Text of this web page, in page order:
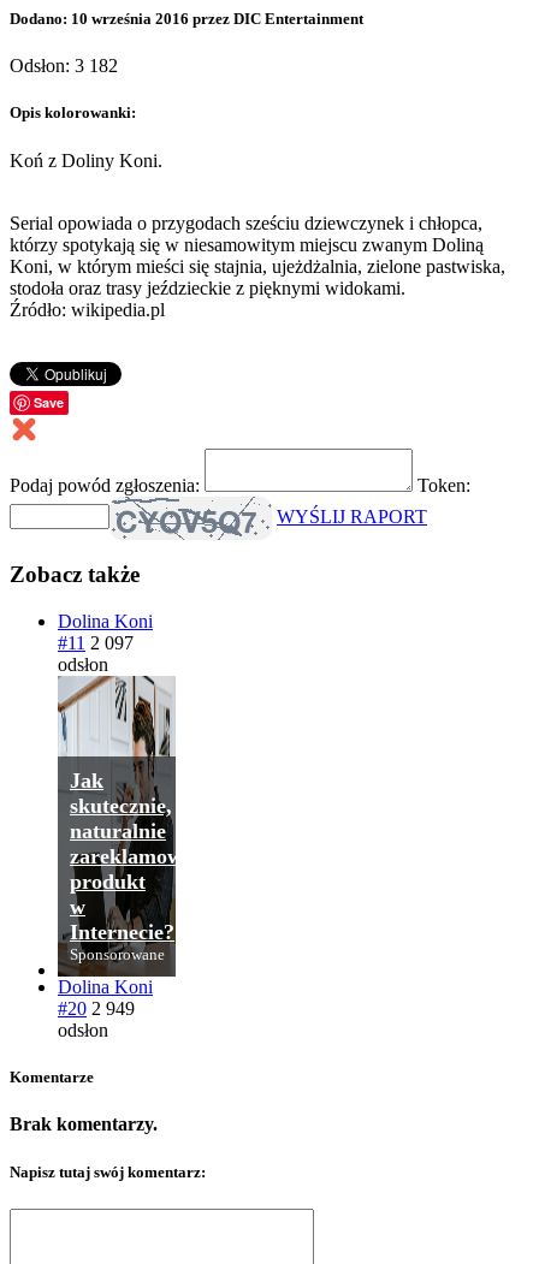
Dodano: 10 września 2016 przez DIC Entertainment
Odsłon: 3 182
Opis kolorowanki:
Koń z Doliny Koni.
Serial opowiada o przygodach sześciu dziewczynek i chłopca,
którzy spotykają się w niesamowitym miejscu zwanym Doliną
Koni, w którym mieści się stajnia, ujeżdżalnia, zielone pastwiska,
stodoła oraz trasy jeździeckie z pięknymi widokami.
Źródło: wikipedia.pl
Save
Podaj powód zgłoszenia:
Token:
WYŚLIJ RAPORT
Zobacz także
Dolina Koni
#11 2 097
odsłon
Jak
skutecznie,
naturalnie
zareklamować
produkt
w
Internecie?
Sponsorowane
Dolina Koni
#20 2 949
odsłon
Komentarze
Brak komentarzy.
Napisz tutaj swój komentarz: